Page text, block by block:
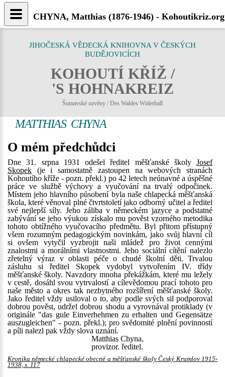
JIHOČESKÁ VĚDECKÁ KNIHOVNA V ČESKÝCH
BUDĚJOVICÍCH
KOHOUTÍ KŘÍŽ /
'S HOHNAKREIZ
Šumavské ozvěny / Des Waldes Widerhall
MATTHIAS CHYNA
O mém předchůdci
Dne 31. srpna 1931 odešel ředitel měšťanské školy Josef
Skopek (je i samostatně zastoupen na webových stranách
Kohoutího kříže - pozn. překl.) po 42 letech neúnavné a úspěšné
práce ve službě výchovy a vyučování na trvalý odpočinek.
Místem jeho hlavního působení byla naše chlapecká měšťanská
škola, které věnoval plné čtvrtstoletí jako odborný učitel a ředitel
své nejlepší síly. Jeho záliba v německém jazyce a podstatné
zabývání se jeho výukou získalo mu pověst vzorného metodika
tohoto obtížného vyučovacího předmětu. Byl přitom přístupný
všem rozumným pedagogickým novinkám, jako svůj hlavní cíl
si ovšem vytyčil vyzbrojit naši mládež pro život cennými
znalostmi a morálními vlastnostmi. Jeho sociální cítění nalezlo
zřetelný výraz v oblasti péče o chudé školní děti. Trvalou
zásluhu si ředitel Skopek vydobyl vytvořením IV. třídy
měšťanské školy. Navzdory mnoha překážkám, které mu ležely
v cestě, dosáhl svou vytrvalostí a cílevědomou prací tohoto pro
naše město a okres tak nezbytného rozšíření měšťanské školy.
Jako ředitel vždy usiloval o to, aby podle svých sil podporoval
dobrou pověst, udržel dobrou shodu a vyrovnával protiklady (v
originále "das gule Einverhehmen zu erhalten und Gegensätze
auszugleichen" - pozn. překl.); pro svědomité plnění povinností
a píli nalezl pak vždy slova uznání.
Matthias Chyna,
provizor. ředitel.
Kronika německé chlapecké obecné a měšťanské školy Český Krumlov 1915-
1938, s. 117
CHYNA, Matthias (1876-1946) - Kohoutikriz.org